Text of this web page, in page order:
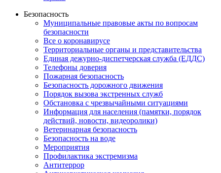
Безопасность
Муниципальные правовые акты по вопросам
безопасности
Все о коронавирусе
Территориальные органы и представительства
Единая дежурно-диспетчерская служба (ЕДДС)
Телефоны доверия
Пожарная безопасность
Безопасность дорожного движения
Порядок вызова экстренных служб
Обстановка с чрезвычайными ситуациями
Информация для населения (памятки, порядок
действий, новости, видеоролики)
Ветеринарная безопасность
Безопасность на воде
Мероприятия
Профилактика экстремизма
Антитеррор